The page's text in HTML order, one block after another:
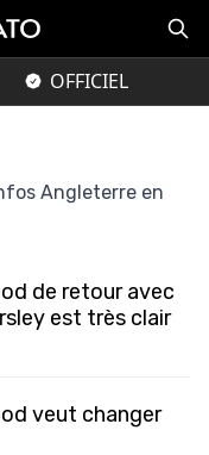
OFFICIEL
Angleterre en
de retour avec
est très clair
veut changer